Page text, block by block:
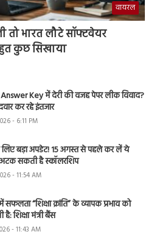
वायरल
तो भारत लौटे सॉफ्टवेयर
कुछ सिखाया
Key में देरी की वजह पेपर लीक विवाद?
कर रहे इंतजार
- 6:11 PM
लिए बड़ा अपडेट! 15 अगस्त से पहले कर लें ये
अटक सकती है स्कॉलरशिप
- 11:54 AM
में सफलता “शिक्षा क्रांति” के व्यापक प्रभाव को
है: शिक्षा मंत्री बैंस
- 11:43 AM